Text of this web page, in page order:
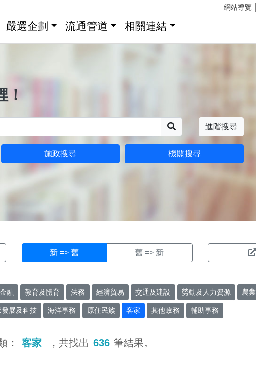
網站導覽
嚴選企劃 流通管道 相關連結
！
進階搜尋
施政搜尋 機關搜尋
新 => 舊 舊 => 新
融 教育及體育 法務 經濟貿易 交通及建設 勞動及人力資源 農業
發展及科技 海洋事務 原住民族 客家 其他政務 輔助事務
： 客家 ，共找出 636 筆結果。